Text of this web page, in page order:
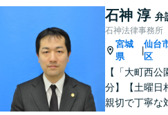
石神 淳 弁
石神法律事務所
宮城
県
|
仙台
区
【「大町西公
分】【土曜日
親切で丁寧な